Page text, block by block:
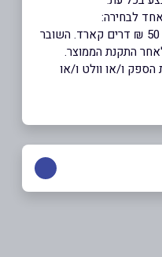
לבחירה:
שובר WOLT על סך 50 ₪ / שובר 50 ₪ דרים קארד. השובר
התקנת הממוצר.
ו/או וולט ו/או